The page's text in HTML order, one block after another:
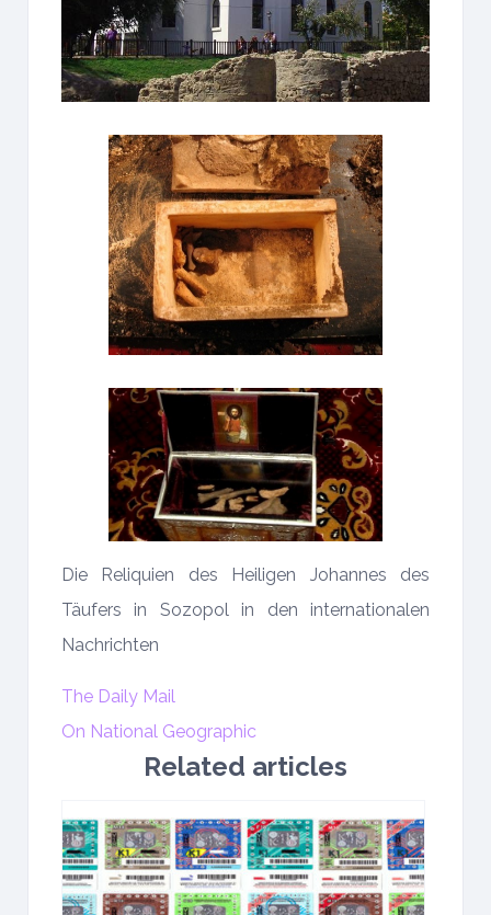
Die Reliquien des Heiligen Johannes des
Täufers in Sozopol in den internationalen
Nachrichten
The Daily Mail
On National Geographic
Related articles